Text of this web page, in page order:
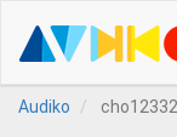
Audiko